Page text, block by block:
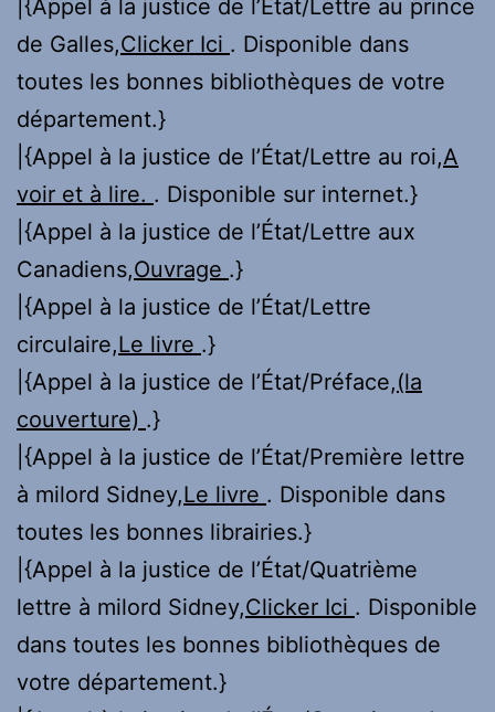
|{Appel à la justice de l’État/Lettre au prince
de Galles,Clicker Ici . Disponible dans
toutes les bonnes bibliothèques de votre
département.}
|{Appel à la justice de l’État/Lettre au roi,A
voir et à lire. . Disponible sur internet.}
|{Appel à la justice de l’État/Lettre aux
Canadiens,Ouvrage .}
|{Appel à la justice de l’État/Lettre
circulaire,Le livre .}
|{Appel à la justice de l’État/Préface,(la
couverture) .}
|{Appel à la justice de l’État/Première lettre
à milord Sidney,Le livre . Disponible dans
toutes les bonnes librairies.}
|{Appel à la justice de l’État/Quatrième
lettre à milord Sidney,Clicker Ici . Disponible
dans toutes les bonnes bibliothèques de
votre département.}